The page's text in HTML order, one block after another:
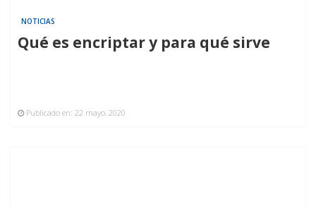
NOTICIAS
Qué es encriptar y para qué sirve
Publicado en: 22 mayo, 2020